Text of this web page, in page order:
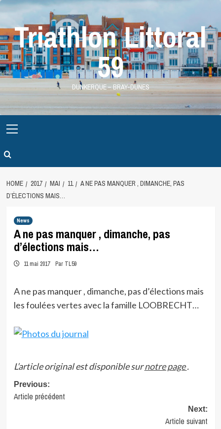
Skip
contentTriathlon Littoral
59
DUNKERQUE – BRAY-DUNES
Menu
HOME 2017 MAI 11
A NE PAS MANQUER , DIMANCHE, PAS
D’ÉLECTIONS MAIS…
News
A ne pas manquer , dimanche, pas
d’élections mais…
11 mai 2017 Par TL59
A ne pas manquer , dimanche, pas d’élections mais
les foulées vertes avec la famille LOOBRECHT…
L’article original est disponible surnotre page.
Post
navigation
Previous:
Article précédent
Next:
Article suivant